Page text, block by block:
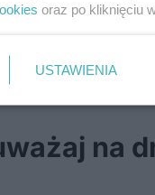
zmiany w
pełnej. Tej grupy
Dwa
na
oraz po kliknięciu
USTAWIENIA